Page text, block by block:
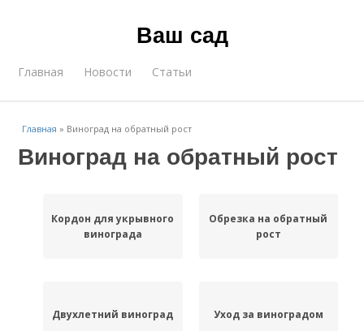
Ваш сад
Главная Новости Статьи
Главная » Виноград на обратный рост
Виноград на обратный рост
Кордон для укрывного
винограда
Обрезка на обратный
рост
Двухлетний виноград Уход за виноградом